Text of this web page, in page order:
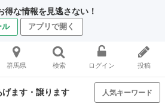
得な情報を見逃さない！
ル アプリで開く
群馬県 検索 ログイン 投稿
ます・譲ります 人気キーワード